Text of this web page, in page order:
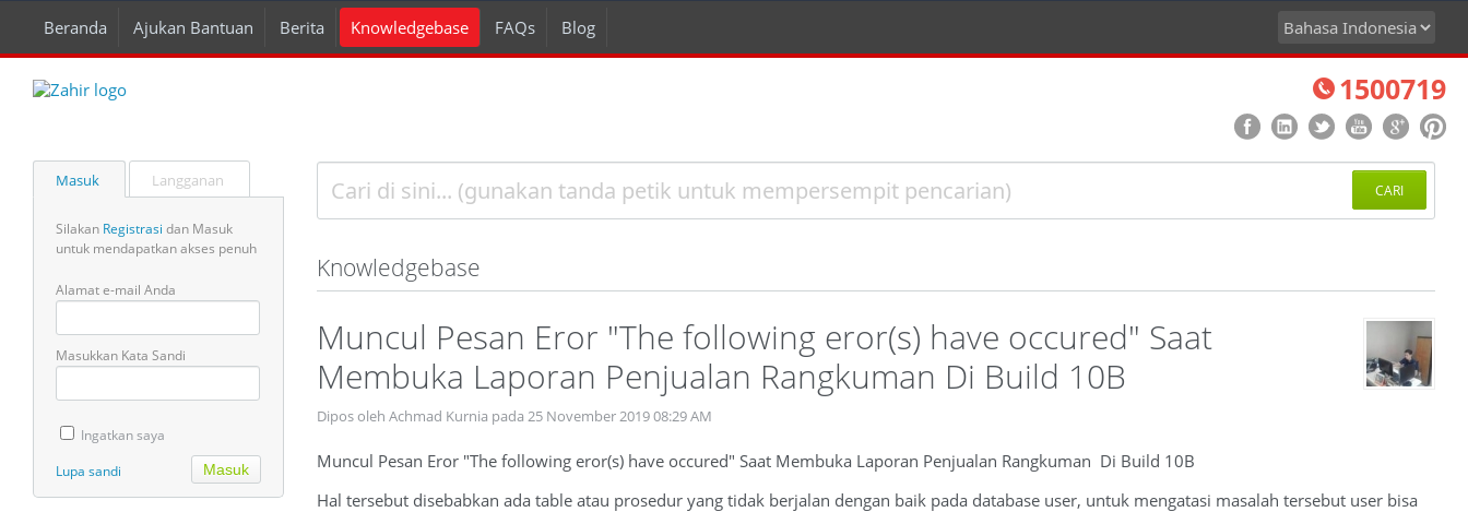
Beranda Ajukan Bantuan Berita Knowledgebase FAQs Blog
1500719
Masuk Langganan
Silakan Registrasi dan Masuk
untuk mendapatkan akses penuh
Alamat e-mail Anda
Masukkan Kata Sandi
Ingatkan saya
Lupa sandi
CARI
Knowledgebase
Muncul Pesan Eror "The following eror(s) have occured" Saat
Membuka Laporan Penjualan Rangkuman Di Build 10B
Dipos oleh Achmad Kurnia pada 25 November 2019 08:29 AM
Muncul Pesan Eror "The following eror(s) have occured" Saat Membuka Laporan Penjualan Rangkuman Di Build 10B
Hal tersebut disebabkan ada table atau prosedur yang tidak berjalan dengan baik pada database user, untuk mengatasi masalah tersebut user bisa